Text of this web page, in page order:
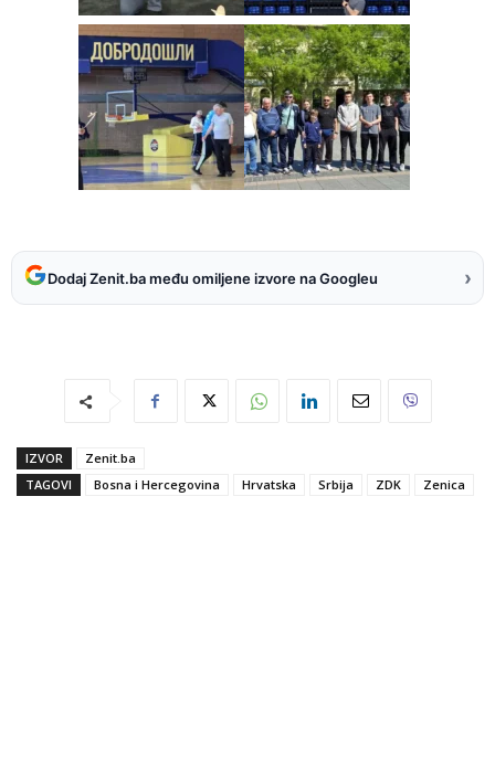
Dodaj Zenit.ba među omiljene izvore na Googleu ›
IZVOR
Zenit.ba
TAGOVI
Bosna i Hercegovina Hrvatska Srbija ZDK Zenica